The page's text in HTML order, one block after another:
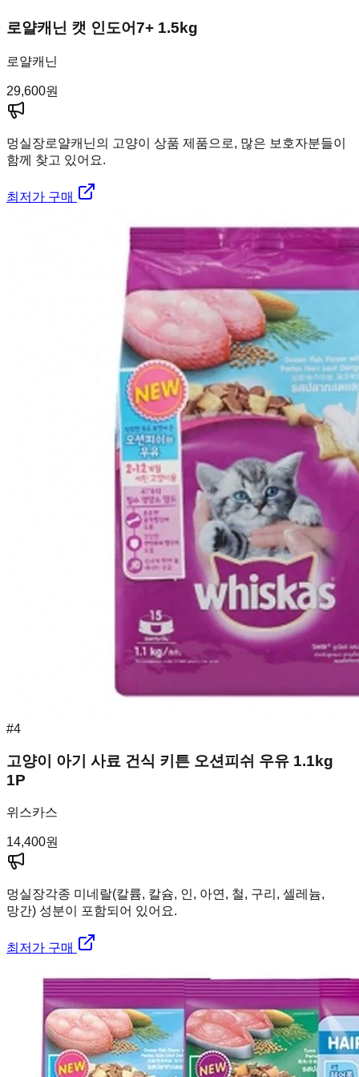
로얄캐닌 캣 인도어7+ 1.5kg
로얄캐닌
29,600원
멍실장로얄캐닌의 고양이 상품 제품으로, 많은 보호자분들이
함께 찾고 있어요.
최저가 구매
#4
고양이 아기 사료 건식 키튼 오션피쉬 우유 1.1kg
1P
위스카스
14,400원
멍실장각종 미네랄(칼륨, 칼슘, 인, 아연, 철, 구리, 셀레늄,
망간) 성분이 포함되어 있어요.
최저가 구매